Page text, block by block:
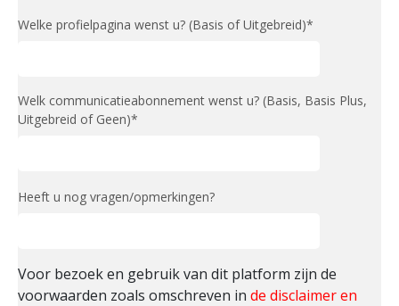
Welke profielpagina wenst u? (Basis of Uitgebreid)*
Welk communicatieabonnement wenst u? (Basis, Basis Plus,
Uitgebreid of Geen)*
Heeft u nog vragen/opmerkingen?
Voor bezoek en gebruik van dit platform zijn de
voorwaarden zoals omschreven in de disclaimer en